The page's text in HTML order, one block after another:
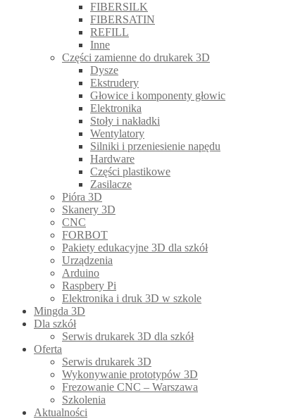
FIBERSILK
FIBERSATIN
REFILL
Inne
Części zamienne do drukarek 3D
Dysze
Ekstrudery
Głowice i komponenty głowic
Elektronika
Stoły i nakładki
Wentylatory
Silniki i przeniesienie napędu
Hardware
Części plastikowe
Zasilacze
Pióra 3D
Skanery 3D
CNC
FORBOT
Pakiety edukacyjne 3D dla szkół
Urządzenia
Arduino
Raspbery Pi
Elektronika i druk 3D w szkole
Mingda 3D
Dla szkół
Serwis drukarek 3D dla szkół
Oferta
Serwis drukarek 3D
Wykonywanie prototypów 3D
Frezowanie CNC – Warszawa
Szkolenia
Aktualności